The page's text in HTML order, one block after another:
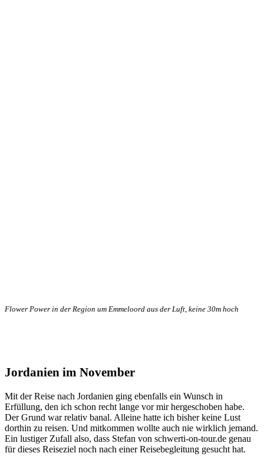
Flower Power in der Region um Emmeloord aus der Luft, keine 30m hoch
Jordanien im November
Mit der Reise nach Jordanien ging ebenfalls ein Wunsch in
Erfüllung, den ich schon recht lange vor mir hergeschoben habe.
Der Grund war relativ banal. Alleine hatte ich bisher keine Lust
dorthin zu reisen. Und mitkommen wollte auch nie wirklich jemand.
Ein lustiger Zufall also, dass Stefan von schwerti-on-tour.de genau
für dieses Reiseziel noch nach einer Reisebegleitung gesucht hat.